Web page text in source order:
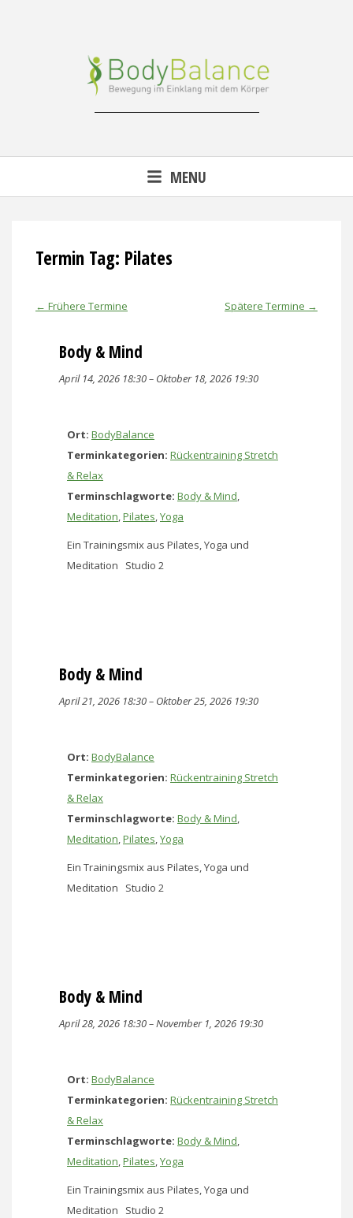
MENU
Termin Tag: Pilates
Spätere Termine →
← Frühere Termine
Body & Mind
April 14, 2026 18:30– Oktober 18, 2026 19:30
Ort: BodyBalance
Terminkategorien: Rückentraining Stretch
& Relax
Terminschlagworte: Body & Mind,
Meditation,Pilates,Yoga
Ein Trainingsmix aus Pilates, Yoga und
Meditation Studio 2
Body & Mind
April 21, 2026 18:30– Oktober 25, 2026 19:30
Ort: BodyBalance
Terminkategorien: Rückentraining Stretch
& Relax
Terminschlagworte: Body & Mind,
Meditation,Pilates,Yoga
Ein Trainingsmix aus Pilates, Yoga und
Meditation Studio 2
Body & Mind
April 28, 2026 18:30–November 1, 2026 19:30
Ort: BodyBalance
Terminkategorien: Rückentraining Stretch
& Relax
Terminschlagworte: Body & Mind,
Meditation,Pilates,Yoga
Ein Trainingsmix aus Pilates, Yoga und
Meditation Studio 2